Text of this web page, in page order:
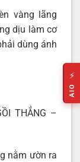
vàng lãng
dịu làm cơ
dùng ánh
THẲNG –
nằm ườn ra
⚡
AIO